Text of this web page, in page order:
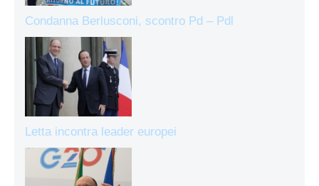
Condanna Berlusconi, scontro Pd – Pdl
Letta incontra leader europei